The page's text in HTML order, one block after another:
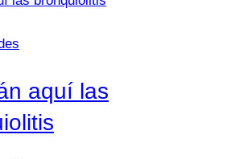
aquí las